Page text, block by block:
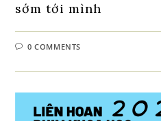
sớm tới mình
0 COMMENTS